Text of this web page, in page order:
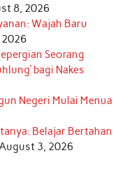
8, 2026
Wajah Baru
Seorang
bagi Nakes
Negeri Mulai Menua
Belajar Bertahan
3, 2026